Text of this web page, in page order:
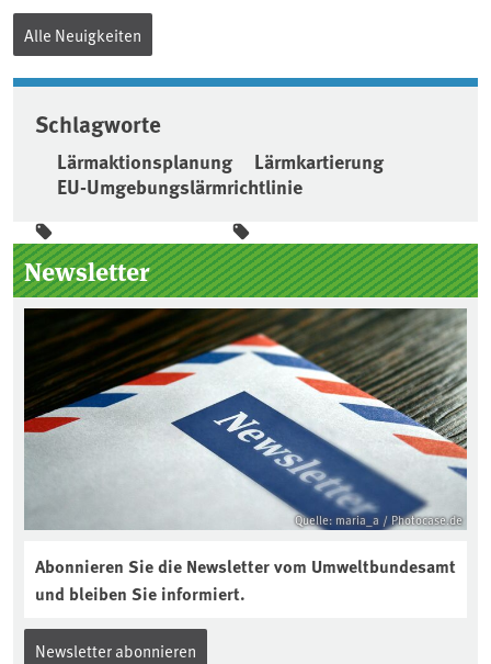
Alle Neuigkeiten
Schlagworte
Lärmaktionsplanung
Lärmkartierung
EU-Umgebungslärmrichtlinie
Seitenleiste
Newsletter
Quelle: maria_a / Photocase.de
Abonnieren Sie die Newsletter vom Umweltbundesamt
und bleiben Sie informiert.
Newsletter abonnieren